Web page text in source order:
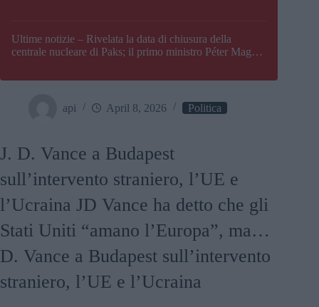
Ultime notizie – Rivelata la data di chiusura della
centrale nucleare di Paks; il primo ministro Péter Magyar
api April 8, 2026 Politica
J. D. Vance a Budapest
sull’intervento straniero, l’UE e
l’Ucraina JD Vance ha detto che gli
Stati Uniti “amano l’Europa”, ma…
D. Vance a Budapest sull’intervento
straniero, l’UE e l’Ucraina